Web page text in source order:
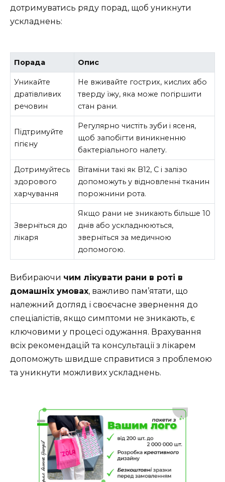
дотримуватись ряду порад, щоб уникнути
ускладнень:
Порада Опис
Уникайте
дратівливих
речовин
Не вживайте гострих, кислих або
тверду їжу, яка може погіршити
стан рани.
Підтримуйте
гігієну
Регулярно чистіть зуби і ясеня,
щоб запобігти виникненню
бактеріального налету.
Дотримуйтесь
здорового
харчування
Вітаміни такі як В12, С і залізо
допоможуть у відновленні тканин
порожнини рота.
Зверніться до
лікаря
Якщо рани не зникають більше 10
днів або ускладнюються,
зверніться за медичною
допомогою.
Вибираючи чим лікувати рани в роті в
домашніх умовах, важливо пам’ятати, що
належний догляд і своєчасне звернення до
спеціалістів, якщо симптоми не зникають, є
ключовими у процесі одужання. Врахування
всіх рекомендацій та консультації з лікарем
допоможуть швидше справитися з проблемою
та уникнути можливих ускладнень.